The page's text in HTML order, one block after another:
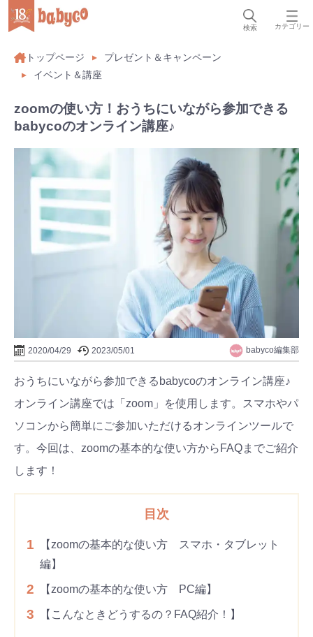
検索 カテゴリー
トップページ
プレゼント＆キャンペーン
イベント＆講座
zoomの使い方！おうちにいながら参加できる
babycoのオンライン講座♪
2020/04/29 2023/05/01 babyco編集部
おうちにいながら参加できるbabycoのオンライン講座♪
オンライン講座では「zoom」を使用します。スマホやパ
ソコンから簡単にご参加いただけるオンラインツールで
す。今回は、zoomの基本的な使い方からFAQまでご紹介
します！
目次
1
【zoomの基本的な使い方 スマホ・タブレット
編】
2 【zoomの基本的な使い方 PC編】
3 【こんなときどうするの？FAQ紹介！】